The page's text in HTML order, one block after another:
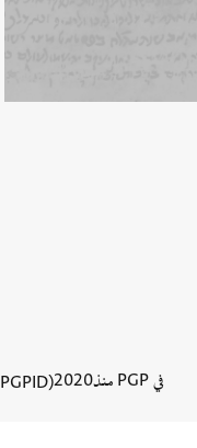
في PGP منذ 2020
PGPID